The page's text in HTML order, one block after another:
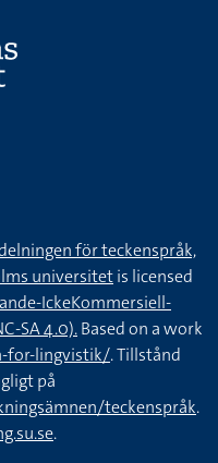
för teckenspråk,
universitetis licensed
IckeKommersiell-
SA 4.0).Based on a work
for-lingvistik/. Tillstånd
på
teckenspråk.
.